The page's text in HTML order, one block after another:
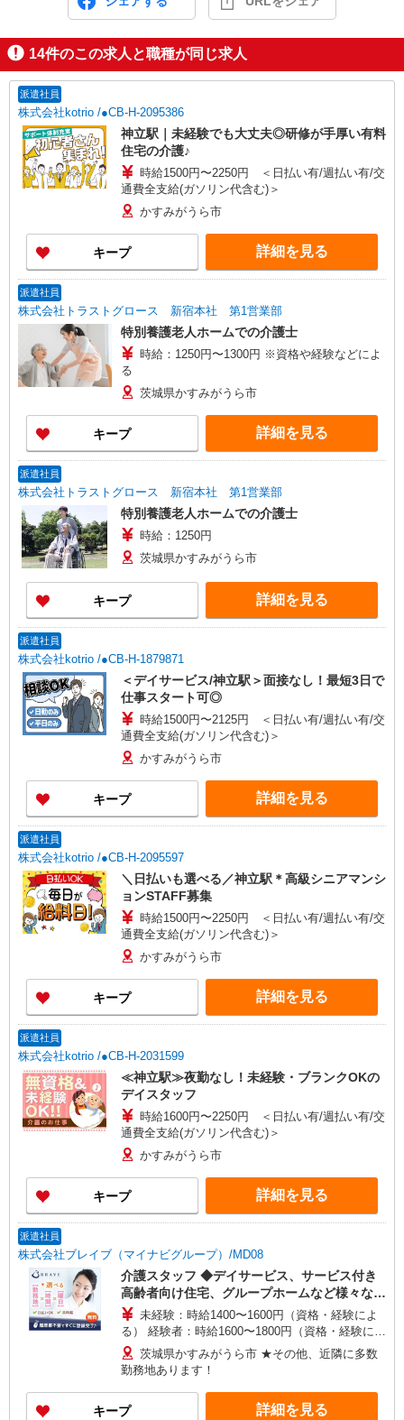
14件のこの求人と職種が同じ求人
派遣社員
株式会社kotrio /●CB-H-2095386
神立駅｜未経験でも大丈夫◎研修が手厚い有料
住宅の介護♪
時給1500円〜2250円 ＜日払い有/週払い有/交
通費全支給(ガソリン代含む)＞
かすみがうら市
キープ 詳細を見る
派遣社員
株式会社トラストグロース 新宿本社 第1営業部
特別養護老人ホームでの介護士
時給：1250円〜1300円 ※資格や経験などによ
る
茨城県かすみがうら市
キープ 詳細を見る
派遣社員
株式会社トラストグロース 新宿本社 第1営業部
特別養護老人ホームでの介護士
時給：1250円
茨城県かすみがうら市
キープ 詳細を見る
派遣社員
株式会社kotrio /●CB-H-1879871
＜デイサービス/神立駅＞面接なし！最短3日で
仕事スタート可◎
時給1500円〜2125円 ＜日払い有/週払い有/交
通費全支給(ガソリン代含む)＞
かすみがうら市
キープ 詳細を見る
派遣社員
株式会社kotrio /●CB-H-2095597
＼日払いも選べる／神立駅＊高級シニアマンシ
ョンSTAFF募集
時給1500円〜2250円 ＜日払い有/週払い有/交
通費全支給(ガソリン代含む)＞
かすみがうら市
キープ 詳細を見る
派遣社員
株式会社kotrio /●CB-H-2031599
≪神立駅≫夜勤なし！未経験・ブランクOKの
デイスタッフ
時給1600円〜2250円 ＜日払い有/週払い有/交
通費全支給(ガソリン代含む)＞
かすみがうら市
キープ 詳細を見る
派遣社員
株式会社ブレイブ（マイナビグループ）/MD08
介護スタッフ ◆デイサービス、サービス付き
高齢者向け住宅、グループホームなど様々な勤
務先から選べます。
未経験：時給1400〜1600円（資格・経験によ
る） 経験者：時給1600〜1800円（資格・経験によ
る） ◎月収例 時給1800円×1日8時間×22日（週5
日）＝31万6800円 ◆昇給あり ◆支払い方法 ※日
払い/週払い/月払い対応も可能です。詳しくは面談
時にご相談ください。 ◆交通費：別途全額支給 ※
当社規定あり
茨城県かすみがうら市 ★その他、近隣に多数
勤務地あります！
キープ 詳細を見る